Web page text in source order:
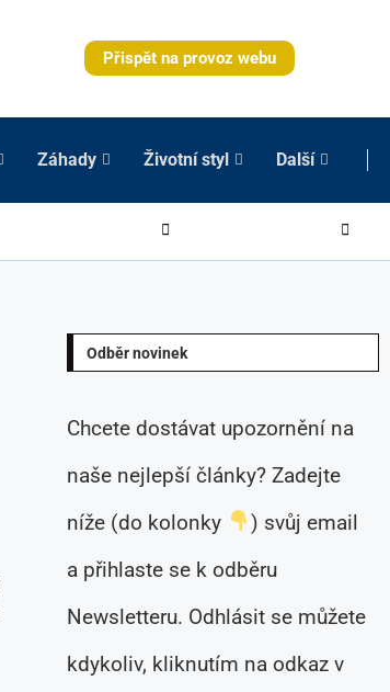
Přispět na provoz webu
Záhady Životní styl Další
Odběr novinek
Chcete dostávat upozornění na
naše nejlepší články? Zadejte
níže (do kolonky
) svůj email
a přihlaste se k odběru
Newsletteru. Odhlásit se můžete
kdykoliv, kliknutím na odkaz v